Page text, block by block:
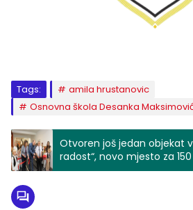
Tags:
amila hrustanovic
Osnovna škola Desanka
Otvoren još jedan objekat
radost“, novo mjesto za
mališana (VIDEO)